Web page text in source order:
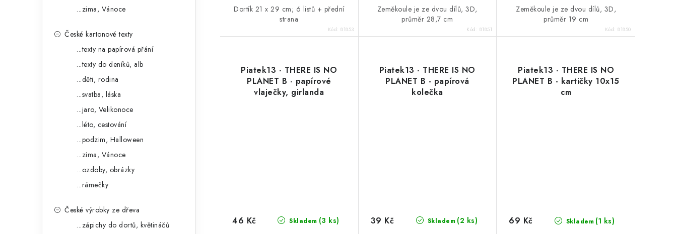
...zima, Vánoce
České kartonové texty
...texty na papírová přání
...texty do deníků, alb
...děti, rodina
...svatba, láska
...jaro, Velikonoce
...léto, cestování
...podzim, Halloween
...zima, Vánoce
...ozdoby, obrázky
...rámečky
České výrobky ze dřeva
...zápichy do dortů, květináčů
Dortík 21 x 29 cm; 6 listů + přední
strana
Kód:81853
Zeměkoule je ze dvou dílů, 3D,
průměr 28,7 cm
Kód: 81851
Zeměkoule je ze dvou dílů, 3D,
průměr 19 cm
Kód:81850
Piatek13 - THERE IS NO
PLANET B - papírové
vlaječky, girlanda
Skladem (3 ks)
46 Kč
Piatek13 - THERE IS NO
PLANET B - papírová
kolečka
Skladem (2 ks)
39 Kč
Piatek13 - THERE IS NO
PLANET B - kartičky 10x15
cm
Skladem (1 ks)
69 Kč